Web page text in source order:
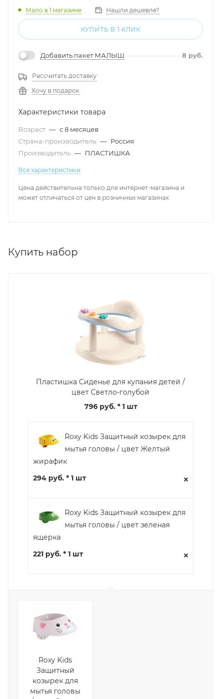
Мало в 1 магазине Нашли дешевле?
КУПИТЬ В 1 КЛИК
Добавить пакет МАЛЫШ 8 руб.
Рассчитать доставку
Хочу в подарок
Характеристики товара
Возраст — с 8 месяцев
Страна-производитель — Россия
Производитель — ПЛАСТИШКА
Все характеристики
Цена действительна только для интернет-магазина и
может отличаться от цен в розничных магазинах
Купить набор
Пластишка Сиденье для купания детей /
цвет Светло-голубой
796 руб.* 1 шт
Roxy Kids Защитный козырек для
мытья головы / цвет Желтый
жирафик
294 руб. * 1 шт
Roxy Kids Защитный козырек для
мытья головы / цвет зеленая
ящерка
221 руб. * 1 шт
Roxy Kids
Защитный
козырек для
мытья головы